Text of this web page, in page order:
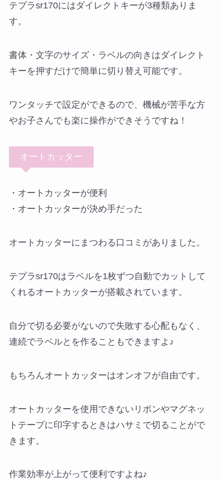
テプラsr170にはダイレクトキーが3種類ありま
す。
書体・文字のサイズ・ラベルの向きはダイレクト
キーを押すだけで簡単に切り替え可能です。
ワンタッチで設定ができるので、機械が苦手な方
やお子さんでも楽に操作ができそうですね！
オートカッター
・オートカッターが便利
・オートカッターが決め手だった
オートカッターにまつわる口コミがありました。
テプラsr170はラベルを1枚ずつ自動でカットして
くれるオートカッターが搭載されています。
自分で切る必要がないので失敗する心配もなく、
連続でラベルとを作ることもできますよ♪
もちろんオートカッターはオンオフが自由です。
オートカッターを使用できないリボンやマグネッ
トテープに印字するときはハサミで切ることがで
きます。
作業効率が上がって便利ですよね♪